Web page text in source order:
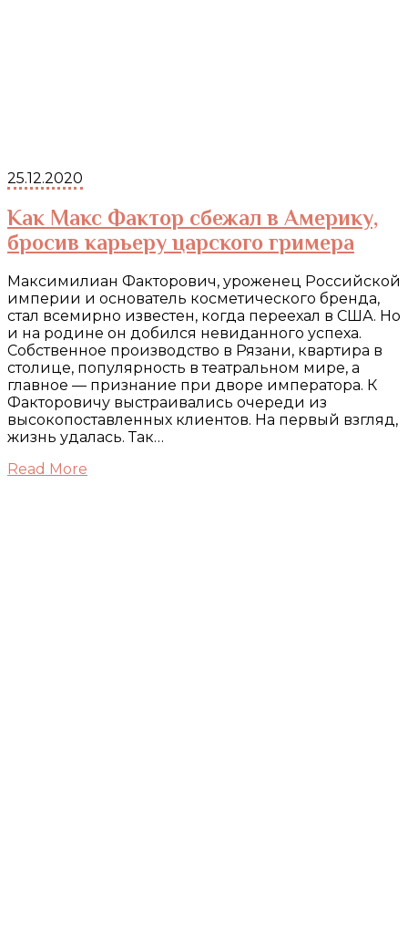
25.12.2020
Как Макс Фактор сбежал в Америку,
бросив карьеру царского гримера
Максимилиан Факторович, уроженец Российской
империи и основатель косметического бренда,
стал всемирно известен, когда переехал в США. Но
и на родине он добился невиданного успеха.
Собственное производство в Рязани, квартира в
столице, популярность в театральном мире, а
главное — признание при дворе императора. К
Факторовичу выстраивались очереди из
высокопоставленных клиентов. На первый взгляд,
жизнь удалась. Так…
Read More